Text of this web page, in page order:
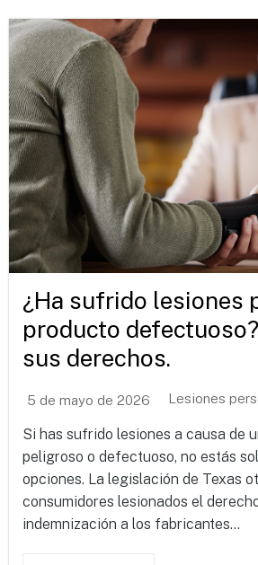
¿Ha sufrido lesiones
producto
sus derechos.
5 de mayo de 2026 Lesiones
Si has sufrido lesiones a causa de
peligroso o defectuoso, no estás
opciones. La legislación de Texas
consumidores lesionados el
indemnización a los fabricantes...